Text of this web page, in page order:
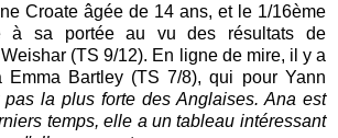
Croate âgée de 14 ans, et le 1/16ème
à sa portée au vu des résultats de
(TS 9/12). En ligne de mire, il y a
Emma Bartley (TS 7/8), qui pour Yann
pas la plus forte des Anglaises. Ana est
temps, elle a un tableau intéressant